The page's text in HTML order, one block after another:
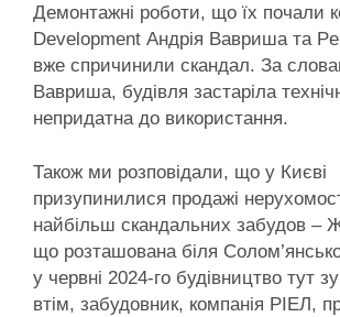
Демонтажні роботи, що їх почали
Development Андрія Вавриша та
вже спричинили скандал. За
Вавриша, будівля застаріла
непридатна до використання.
Також ми розповідали, що у Києві
призупинилися продажі
найбільш скандальних забудов –
що розташована біля
у червні 2024-го будівництво тут
втім, забудовник, компанія РІЕЛ,